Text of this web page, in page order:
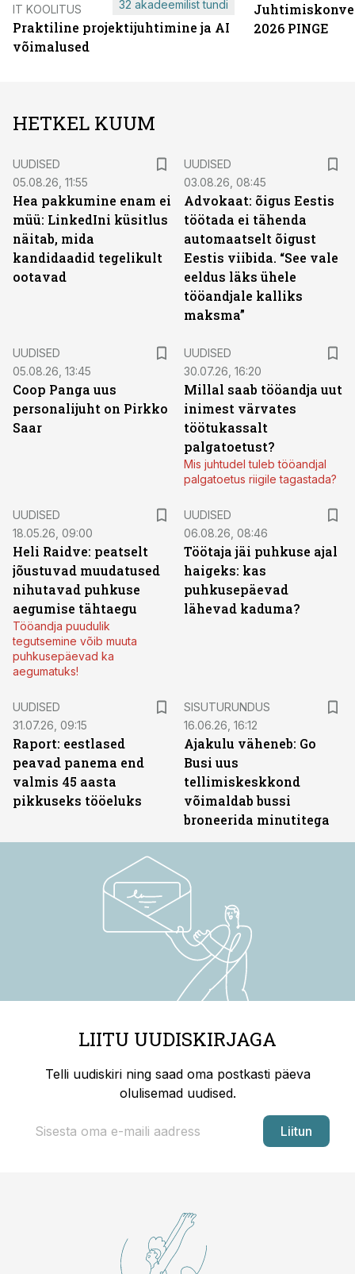
IT KOOLITUS
Praktiline projektijuhtimine ja AI
võimalused
32 akadeemilist tundi
2026 PINGE
HETKEL KUUM
UUDISED
05.08.26, 11:55
Hea pakkumine enam ei
müü: LinkedIni küsitlus
näitab, mida
kandidaadid tegelikult
ootavad
UUDISED
03.08.26, 08:45
Advokaat: õigus Eestis
töötada ei tähenda
automaatselt õigust
Eestis viibida. “See vale
eeldus läks ühele
tööandjale kalliks
maksma”
UUDISED
05.08.26, 13:45
Coop Panga uus
personalijuht on Pirkko
Saar
UUDISED
30.07.26, 16:20
Millal saab tööandja uut
inimest värvates
töötukassalt
palgatoetust?
Mis juhtudel tuleb tööandjal
palgatoetus riigile tagastada?
UUDISED
18.05.26, 09:00
Heli Raidve: peatselt
jõustuvad muudatused
nihutavad puhkuse
aegumise tähtaegu
Tööandja puudulik
tegutsemine võib muuta
puhkusepäevad ka
aegumatuks!
UUDISED
06.08.26, 08:46
Töötaja jäi puhkuse ajal
haigeks: kas
puhkusepäevad
lähevad kaduma?
UUDISED
31.07.26, 09:15
Raport: eestlased
peavad panema end
valmis 45 aasta
pikkuseks tööeluks
SISUTURUNDUS
16.06.26, 16:12
Ajakulu väheneb: Go
Busi uus
tellimiskeskkond
võimaldab bussi
broneerida minutitega
LIITU UUDISKIRJAGA
Telli uudiskiri ning saad oma postkasti päeva
olulisemad uudised.
Liitun